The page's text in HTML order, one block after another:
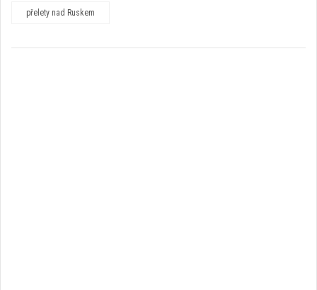
přelety nad Ruskem